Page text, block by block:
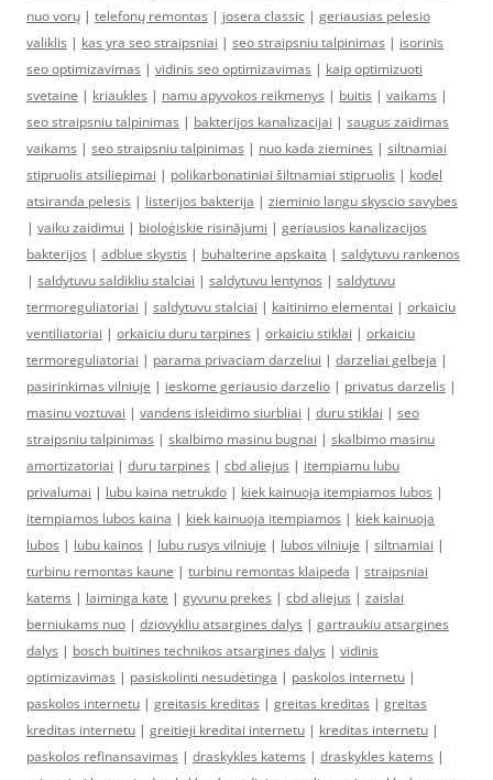
nuo vorų | telefonų remontas | josera classic | geriausias pelesio
valiklis | kas yra seo straipsniai | seo straipsniu talpinimas | isorinis
seo optimizavimas | vidinis seo optimizavimas | kaip optimizuoti
svetaine | kriaukles | namu apyvokos reikmenys | buitis | vaikams |
seo straipsniu talpinimas | bakterijos kanalizacijai | saugus zaidimas
vaikams | seo straipsniu talpinimas | nuo kada ziemines | siltnamiai
stipruolis atsiliepimai | polikarbonatiniai šiltnamiai stipruolis | kodel
atsiranda pelesis | listerijos bakterija | zieminio langu skyscio savybes
| vaiku zaidimui | bioloģiskie risinājumi | geriausios kanalizacijos
bakterijos | adblue skystis | buhalterine apskaita | saldytuvu rankenos
| saldytuvu saldikliu stalciai | saldytuvu lentynos | saldytuvu
termoreguliatoriai | saldytuvu stalciai | kaitinimo elementai | orkaiciu
ventiliatoriai | orkaiciu duru tarpines | orkaiciu stiklai | orkaiciu
termoreguliatoriai | parama privaciam darzeliui | darzeliai gelbeja |
pasirinkimas vilniuje | ieskome geriausio darzelio | privatus darzelis |
masinu voztuvai | vandens isleidimo siurbliai | duru stiklai | seo
straipsniu talpinimas | skalbimo masinu bugnai | skalbimo masinu
amortizatoriai | duru tarpines | cbd aliejus | itempiamu lubu
privalumai | lubu kaina netrukdo | kiek kainuoja itempiamos lubos |
itempiamos lubos kaina | kiek kainuoja itempiamos | kiek kainuoja
lubos | lubu kainos | lubu rusys vilniuje | lubos vilniuje | siltnamiai |
turbinu remontas kaune | turbinu remontas klaipeda | straipsniai
katems | laiminga kate | gyvunu prekes | cbd aliejus | zaislai
berniukams nuo | dziovykliu atsargines dalys | gartraukiu atsargines
dalys | bosch buitines technikos atsargines dalys | vidinis
optimizavimas | pasiskolinti nesudėtinga | paskolos internetu |
paskolos internetu | greitasis kreditas | greitas kreditas | greitas
kreditas internetu | greitieji kreditai internetu | kreditas internetu |
paskolos refinansavimas | draskykles katems | draskykles katems |